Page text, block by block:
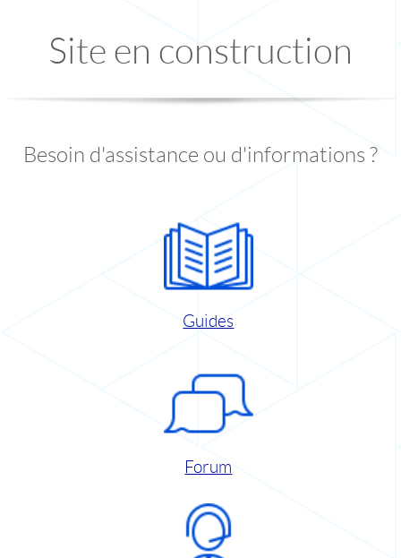
Site en construction
Besoin d'assistance ou d'informations ?
Guides
Forum